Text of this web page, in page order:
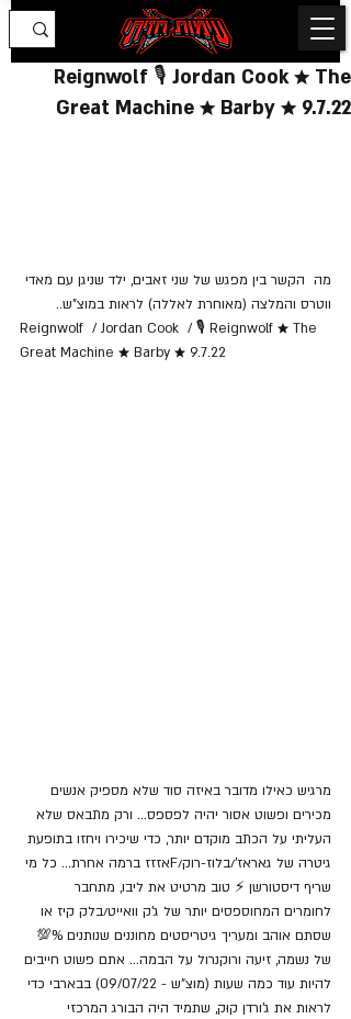
Reignwolf 🎙️ Jordan Cook ★ The
Great Machine ★ Barby ★ 9.7.22
מה  הקשר בין מפגש של שני זאבים, ילד שניגן עם מאדי
ווטרס והמלצה (מאוחרת לאללה) לראות במוצ"ש..
Reignwolf  / Jordan Cook  / 🎙️ Reignwolf ★ The
Great Machine ★ Barby ★ 9.7.22
מרגיש כאילו מדובר באיזה סוד שלא מספיק אנשים
מכירים ופשוט אסור יהיה לפספס... ורק מתבאס שלא
העליתי על הכתב מוקדם יותר, כדי שיכירו ויחזו בתופעת
גיטרה של גאראז'/בלוז-רוק/Fאזזז ברמה אחרת... כל מי
שריף דיסטורשן ⚡ טוב מרטיט את ליבו, מתחבר
לחומרים המחוספסים יותר של ג'ק וואייט/בלק קיז או
שסתם אוהב ומעריך גיטריסטים מחוננים שנותנים %💯
של נשמה, זיעה ורוקנרול על הבמה... אתם פשוט חייבים
להיות עוד כמה שעות (מוצ"ש - 09/07/22) בבארבי כדי
לראות את ג'ורדן קוּק, שתמיד היה הבורג המרכזי